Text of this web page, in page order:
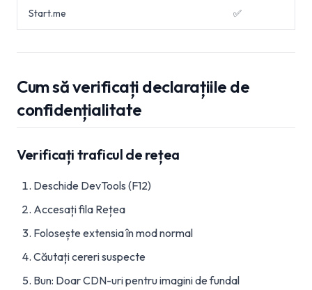
Start.me ✅
Cum să verificați declarațiile de
confidențialitate
Verificați traficul de rețea
Deschide DevTools (F12)
Accesați fila Rețea
Folosește extensia în mod normal
Căutați cereri suspecte
Bun: Doar CDN-uri pentru imagini de fundal